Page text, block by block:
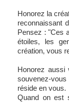
Honorez la
reconnaissant
Pensez : "Ces
étoiles, les
création, vous
Honorez aussi
souvenez-
réside en vous.
Quand on est